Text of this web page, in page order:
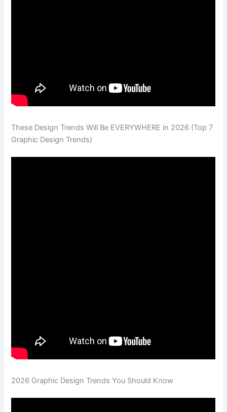
These Design Trends Will Be EVERYWHERE in 2026 (Top 7
Graphic Design Trends)
2026 Graphic Design Trends You Should Know